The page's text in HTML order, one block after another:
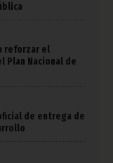
reforzar el
Plan Nacional de
de entrega de